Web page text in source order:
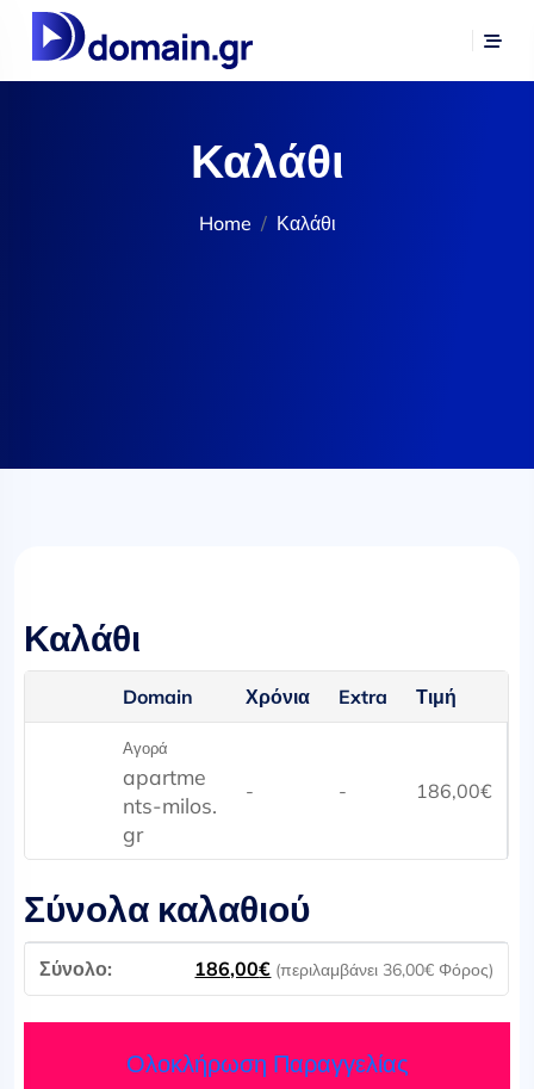
Καλάθι
Home Καλάθι
Καλάθι
Domain Χρόνια Extra Τιμή
Αγορά
apartme
nts-milos.
gr
- - 186,00€
Σύνολα καλαθιού
186,00€ (περιλαμβάνει 36,00€ Φόρος)
Ολοκλήρωση Παραγγελίας